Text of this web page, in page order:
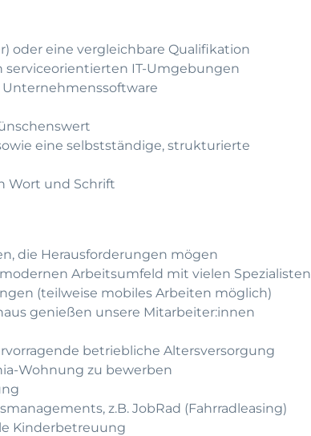
oder eine vergleichbare Qualifikation
serviceorientierten IT-Umgebungen
eine selbstständige, strukturierte
Wort und Schrift
die Herausforderungen mögen
Arbeitsumfeld mit vielen Spezialisten
(teilweise mobiles Arbeiten möglich)
genießen unsere Mitarbeiter:innen
betriebliche Altersversorgung
Wohnung zu bewerben
z.B. JobRad (Fahrradleasing)
Kinderbetreuung